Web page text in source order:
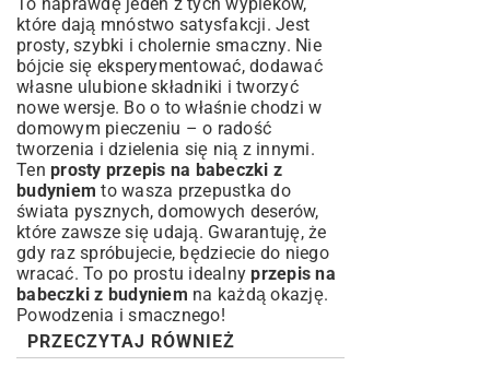
które dają mnóstwo satysfakcji. Jest
prosty, szybki i cholernie smaczny. Nie
bójcie się eksperymentować, dodawać
własne ulubione składniki i tworzyć
nowe wersje. Bo o to właśnie chodzi w
domowym pieczeniu – o radość
tworzenia i dzielenia się nią z innymi.
Ten prosty przepis na babeczki z
budyniem to wasza przepustka do
świata pysznych, domowych deserów,
które zawsze się udają. Gwarantuję, że
gdy raz spróbujecie, będziecie do niego
wracać. To po prostu idealnyprzepis na
babeczki z budyniem na każdą okazję.
Powodzenia i smacznego!
PRZECZYTAJ RÓWNIEŻ